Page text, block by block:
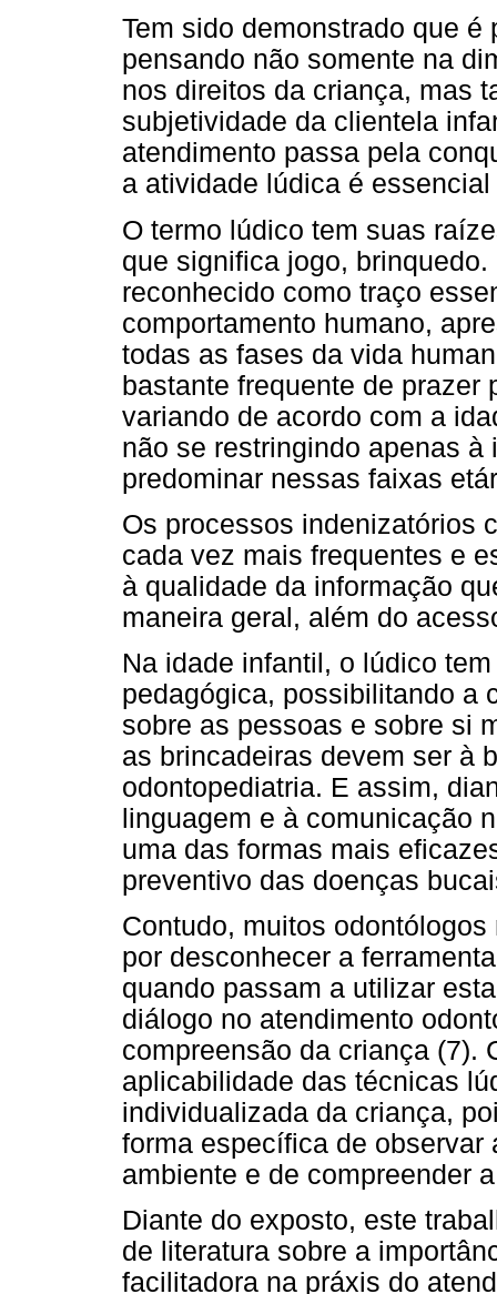
Tem sido demonstrado que
pensando não somente na
nos direitos da criança, mas
subjetividade da clientela
atendimento passa pela
a atividade lúdica é essencial
O termo lúdico tem suas
que significa jogo,
reconhecido como traço
comportamento humano,
todas as fases da vida
bastante frequente de prazer
variando de acordo com a
não se restringindo apenas
predominar nessas faixas
Os processos indenizatórios
cada vez mais frequentes e
à qualidade da informação
maneira geral, além do
Na idade infantil, o lúdico
pedagógica, possibilitando a
sobre as pessoas e sobre si
as brincadeiras devem ser à
odontopediatria. E assim,
linguagem e à comunicação
uma das formas mais
preventivo das doenças
Contudo, muitos
por desconhecer a
quando passam a utilizar
diálogo no atendimento
compreensão da criança (7).
aplicabilidade das técnicas
individualizada da criança,
forma específica de
ambiente e de compreender
Diante do exposto, este
de literatura sobre a
facilitadora na práxis do